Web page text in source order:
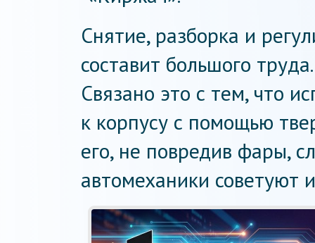
Снятие, разборка и
составит большого
Связано это с тем, что
к корпусу с помощью
его, не повредив фары,
автомеханики советуют